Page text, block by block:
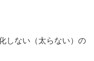
しない（太らない）の